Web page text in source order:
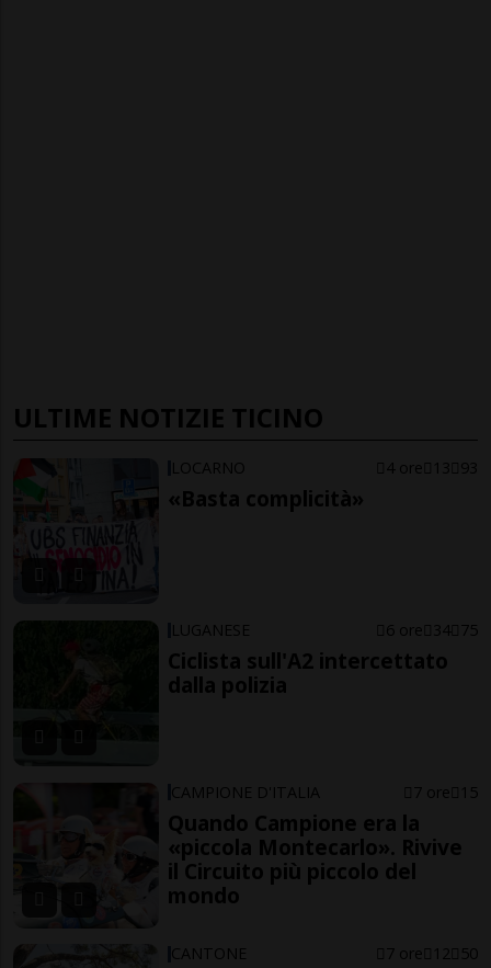
ULTIME NOTIZIE TICINO
LOCARNO 4 ore 13 93
«Basta complicità»
LUGANESE 6 ore 34 75
Ciclista sull'A2 intercettato
dalla polizia
CAMPIONE D'ITALIA 7 ore 15
Quando Campione era la
«piccola Montecarlo». Rivive
il Circuito più piccolo del
mondo
CANTONE 7 ore 12 50